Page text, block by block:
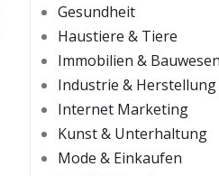
Gesundheit
Haustiere & Tiere
Immobilien & Bauwesen
Industrie & Herstellung
Internet Marketing
Kunst & Unterhaltung
Mode & Einkaufen